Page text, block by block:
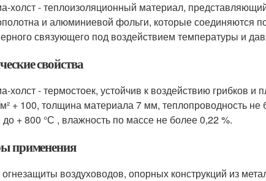
холст - теплоизоляционный материал,
и алюминиевой фольги, которые соединяются
связующего под воздействием температуры и
свойства
холст - термостоек, устойчив к воздействию грибков
+ 100, толщина материала 7 мм, теплопроводность
до + 800 °С , влажность по массе не более 0,22 %.
применения
воздуховодов, опорных конструкций из